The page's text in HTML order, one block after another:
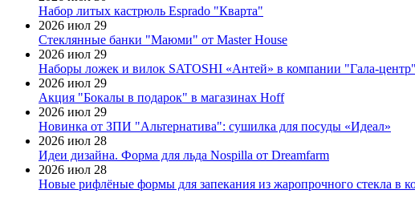
Набор литых кастрюль Esprado "Кварта"
2026 июл 29
Стеклянные банки "Маюми" от Master House
2026 июл 29
Наборы ложек и вилок SATOSHI «Антей» в компании "Гала-центр"
2026 июл 29
Акция "Бокалы в подарок" в магазинах Hoff
2026 июл 29
Новинка от ЗПИ "Альтернатива": сушилка для посуды «Идеал»
2026 июл 28
Идеи дизайна. Форма для льда Nospilla от Dreamfarm
2026 июл 28
Новые рифлёные формы для запекания из жаропрочного стекла